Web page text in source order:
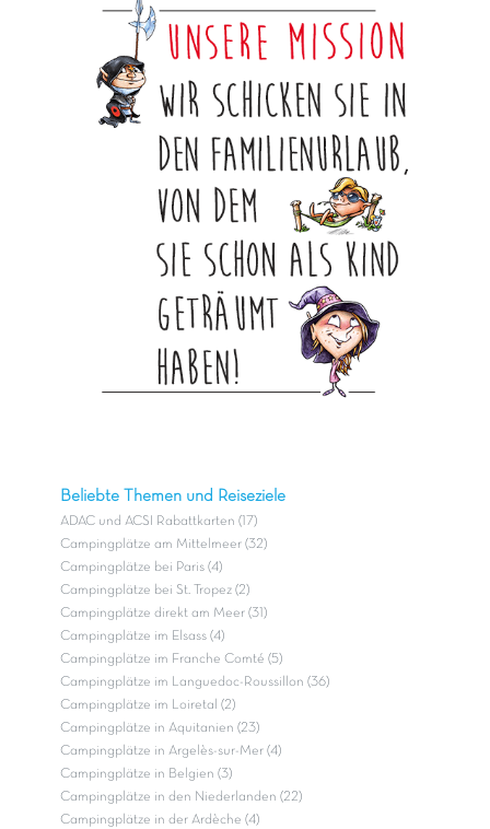
Beliebte Themen und Reiseziele
ADAC und ACSI Rabattkarten (17)
Campingplätze am Mittelmeer (32)
Campingplätze bei Paris (4)
Campingplätze bei St. Tropez (2)
Campingplätze direkt am Meer (31)
Campingplätze im Elsass (4)
Campingplätze im Franche Comté (5)
Campingplätze im Languedoc-Roussillon (36)
Campingplätze im Loiretal (2)
Campingplätze in Aquitanien (23)
Campingplätze in Argelès-sur-Mer (4)
Campingplätze in Belgien (3)
Campingplätze in den Niederlanden (22)
Campingplätze in der Ardèche (4)